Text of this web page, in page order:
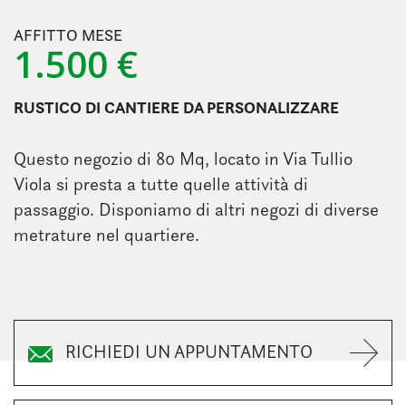
AFFITTO MESE
1.500 €
RUSTICO DI CANTIERE DA PERSONALIZZARE
Questo negozio di 80 Mq, locato in Via Tullio
Viola si presta a tutte quelle attività di
passaggio. Disponiamo di altri negozi di diverse
metrature nel quartiere.
RICHIEDI UN APPUNTAMENTO